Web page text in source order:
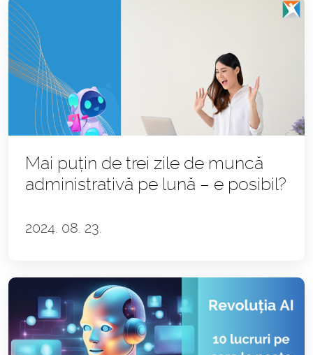
Mai puțin de trei zile de muncă
administrativă pe lună – e posibil?
2024. 08. 23.